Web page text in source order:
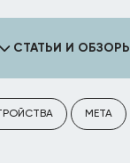
СТАТЬИ И ОБЗОРЫ
META